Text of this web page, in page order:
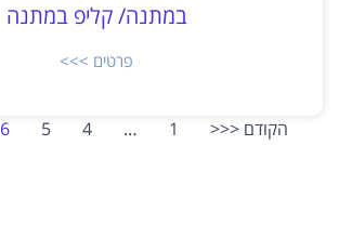
במתנה/ קליפ במתנה
פרטים >>>
הקודם <<< 1
…
4
5
6